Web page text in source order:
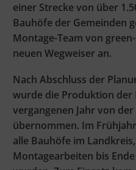
einer Strecke von über
Bauhöfe der Gemeinden
Montage-Team von
neuen Wegweiser an.
Nach Abschluss der
wurde die Produktion der
vergangenen Jahr von der
übernommen. Im
alle Bauhöfe im
Montagearbeiten bis